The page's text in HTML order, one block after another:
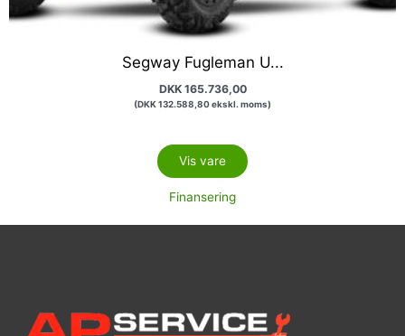
Segway Fugleman U...
DKK165.736,00
(DKK132.588,80ekskl. moms)
Vis vare
Finansering